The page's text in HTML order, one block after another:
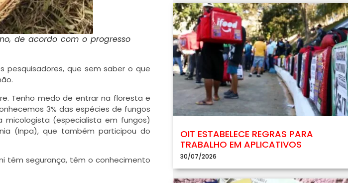
de acordo com o progresso
pesquisadores, que sem saber o que
Tenho medo de entrar na floresta e
3% das espécies de fungos
micologista (especialista em fungos)
(Inpa), que também participou do
têm segurança, têm o conhecimento
OIT ESTABELECE REGRAS PARA
TRABALHO EM APLICATIVOS
30/07/2026